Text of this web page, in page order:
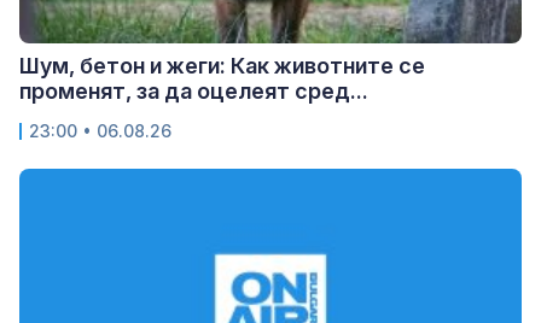
Шум, бетон и жеги: Как животните се
променят, за да оцелеят сред...
23:00 • 06.08.26